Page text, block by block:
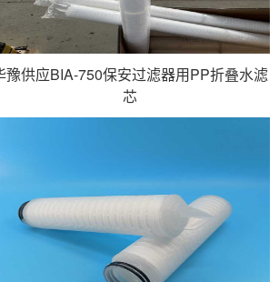
豫供应BIA-750保安过滤器用PP折叠水滤
芯